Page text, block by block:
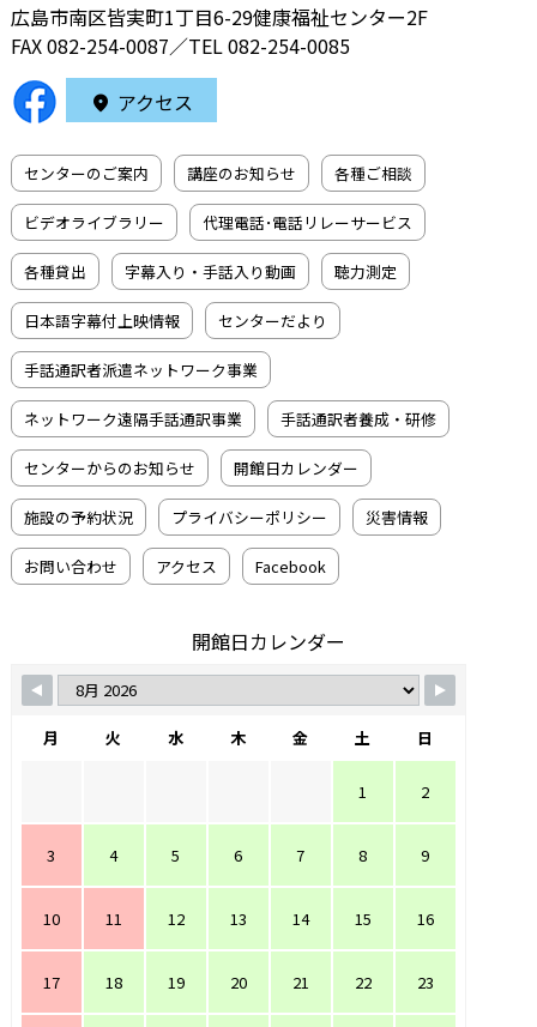
広島市南区皆実町1丁目6-29健康福祉センター2F
FAX 082-254-0087／TEL082-254-0085
アクセス
センターのご案内 講座のお知らせ 各種ご相談
ビデオライブラリー 代理電話･電話リレーサービス
各種貸出 字幕入り・手話入り動画 聴力測定
日本語字幕付上映情報 センターだより
手話通訳者派遣ネットワーク事業
ネットワーク遠隔手話通訳事業 手話通訳者養成・研修
センターからのお知らせ 開館日カレンダー
施設の予約状況 プライバシーポリシー 災害情報
お問い合わせ アクセス Facebook
開館日カレンダー
月 火 水 木 金 土 日
1 2
3 4 5 6 7 8 9
10 11 12 13 14 15 16
17 18 19 20 21 22 23